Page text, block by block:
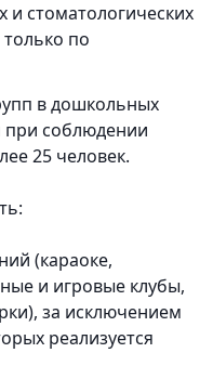
и стоматологических
по
в дошкольных
при соблюдении
25 человек.
(караоке,
и игровые клубы,
за исключением
реализуется